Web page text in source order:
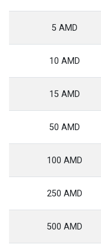
5 AMD
10 AMD
15 AMD
50 AMD
100 AMD
250 AMD
500 AMD